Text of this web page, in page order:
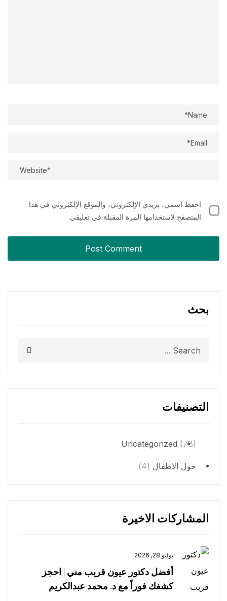
بحث
التصنيفات
Uncategorized (78)
حول الاطفال (4)
المشاركات الاخيرة
يوليو 28, 2026
أفضل دكتور عيون قريب مني | احجز
كشفك فوراً مع د. محمد عبدالكريم
احفظ اسمي، بريدي الإلكتروني، والموقع الإلكتروني في هذا
المتصفح لاستخدامها المرة المقبلة في تعليقي.